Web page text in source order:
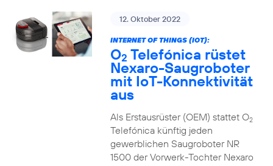
12. Oktober 2022
INTERNET OF THINGS (IOT):
O2 Telefónica rüstet
Nexaro-Saugroboter
mit IoT-Konnektivität
aus
Als Erstausrüster (OEM) stattet O2
Telefónica künftig jeden
gewerblichen Saugroboter NR
1500 der Vorwerk-Tochter Nexaro